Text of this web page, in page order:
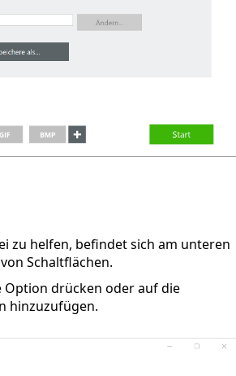
zu helfen, befindet sich am unteren
Schaltflächen.
Option drücken oder auf die
hinzuzufügen.